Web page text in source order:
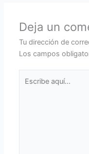
Deja un
Tu dirección de
Los campos